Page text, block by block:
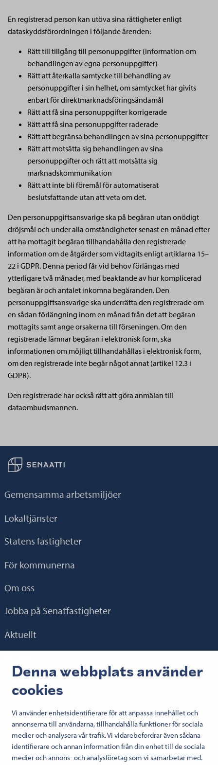
Denna webbplats använder
cookies
Vi använder enhetsidentifierare för att anpassa innehållet och
annonserna till användarna, tillhandahålla funktioner för sociala
medier och analysera vår trafik. Vi vidarebefordrar även sådana
identifierare och annan information från din enhet till de sociala
medier och annons- och analysföretag som vi samarbetar med.
En registrerad person kan utöva sina rättigheter enligt
dataskyddsförordningen i följande ärenden:
Rätt till tillgång till personuppgifter (information om
behandlingen av egna personuppgifter)
Rätt att återkalla samtycke till behandling av
personuppgifter i sin helhet, om samtycket har givits
enbart för direktmarknadsföringsändamål
Rätt att få sina personuppgifter korrigerade
Rätt att få sina personuppgifter raderade
Rätt att begränsa behandlingen av sina personuppgifter
Rätt att motsätta sig behandlingen av sina
personuppgifter och rätt att motsätta sig
marknadskommunikation
Rätt att inte bli föremål för automatiserat
beslutsfattande utan att veta om det.
Den personuppgiftsansvarige ska på begäran utan onödigt
dröjsmål och under alla omständigheter senast en månad efter
att ha mottagit begäran tillhandahålla den registrerade
information om de åtgärder som vidtagits enligt artiklarna 15–
22 i GDPR. Denna period får vid behov förlängas med
ytterligare två månader, med beaktande av hur komplicerad
begäran är och antalet inkomna begäranden. Den
personuppgiftsansvarige ska underrätta den registrerade om
en sådan förlängning inom en månad från det att begäran
mottagits samt ange orsakerna till förseningen. Om den
registrerade lämnar begäran i elektronisk form, ska
informationen om möjligt tillhandahållas i elektronisk form,
om den registrerade inte begär något annat (artikel 12.3 i
GDPR).
Den registrerade har också rätt att göra anmälan till
dataombudsmannen.
Till hemsidan
Gemensamma arbetsmiljöer
Lokaltjänster
Statens fastigheter
För kommunerna
Om oss
Jobba på Senatfastigheter
Aktuellt
Följa oss:
Senaatti Facebookissa
Senaatti LinkedInissä
Senaatti SlideSharessa
Senaatti X:ssä
Senaatti YouTubessa
Senaatti Instagramissa